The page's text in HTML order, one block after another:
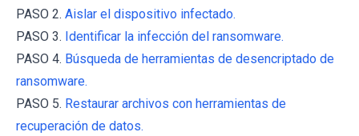
PASO 2. Aislar el dispositivo infectado.
PASO 3. Identificar la infección del ransomware.
PASO 4. Búsqueda de herramientas de desencriptado de
ransomware.
PASO 5. Restaurar archivos con herramientas de
recuperación de datos.